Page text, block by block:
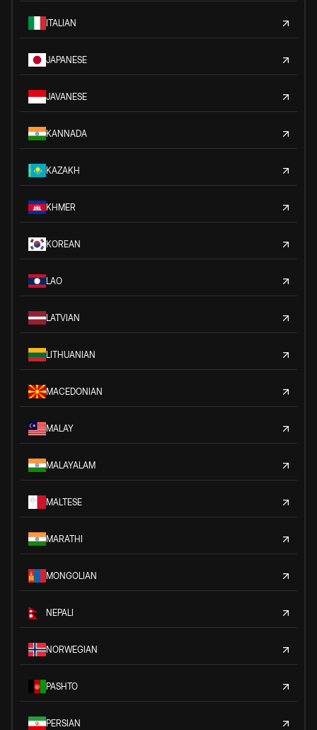
ITALIAN
JAPANESE
JAVANESE
KANNADA
KAZAKH
KHMER
KOREAN
LAO
LATVIAN
LITHUANIAN
MACEDONIAN
MALAY
MALAYALAM
MALTESE
MARATHI
MONGOLIAN
NEPALI
NORWEGIAN
PASHTO
PERSIAN